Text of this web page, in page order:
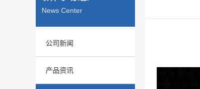
News Center
公司新闻
产品资讯